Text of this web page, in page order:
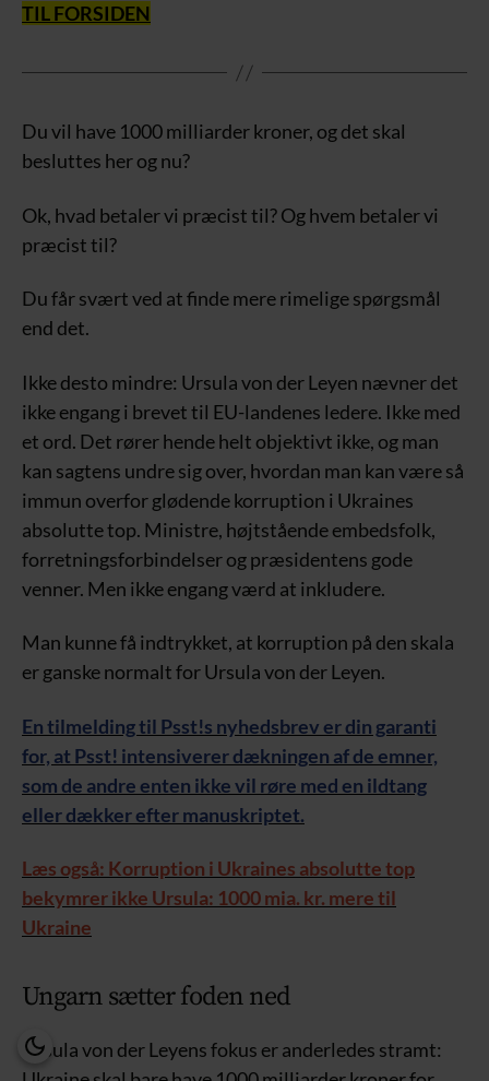
TIL FORSIDEN
Du vil have 1000 milliarder kroner, og det skal
besluttes her og nu?
Ok, hvad betaler vi præcist til? Og hvem betaler vi
præcist til?
Du får svært ved at finde mere rimelige spørgsmål
end det.
Ikke desto mindre: Ursula von der Leyen nævner det
ikke engang i brevet til EU-landenes ledere. Ikke med
et ord. Det rører hende helt objektivt ikke, og man
kan sagtens undre sig over, hvordan man kan være så
immun overfor glødende korruption i Ukraines
absolutte top. Ministre, højtstående embedsfolk,
forretningsforbindelser og præsidentens gode
venner. Men ikke engang værd at inkludere.
Man kunne få indtrykket, at korruption på den skala
er ganske normalt for Ursula von der Leyen.
En tilmelding til Psst!s nyhedsbrev er din garanti
for, at Psst! intensiverer dækningen af de emner,
som de andre enten ikke vil røre med en ildtang
eller dækker efter manuskriptet.
Læs også: Korruption i Ukraines absolutte top
bekymrer ikke Ursula: 1000 mia. kr. mere til
Ukraine
Ungarn sætter foden ned
Ursula von der Leyens fokus er anderledes stramt: